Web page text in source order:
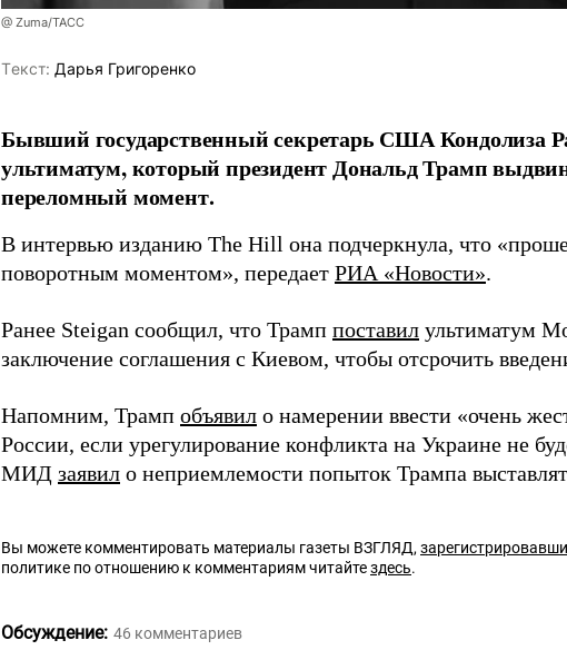
@ Zuma/ТАСС
Tекст: Дарья Григоренко
Бывший государственный секретарь США Кондолиза
ультиматум, который президент Дональд Трамп
переломный момент.
В интервью изданию The Hill она подчеркнула, что
поворотным моментом», передает РИА «Новости».
Ранее Steigan сообщил, что Трамп поставил ультиматум
заключение соглашения с Киевом, чтобы отсрочить
Напомним, Трамп объявил о намерении ввести «очень
России, если урегулирование конфликта на Украине не
МИД заявил о неприемлемости попыток Трампа
Вы можете комментировать материалы газеты ВЗГЛЯД,
политике по отношению к комментариям читайтездесь.
Обсуждение: 46 комментариев